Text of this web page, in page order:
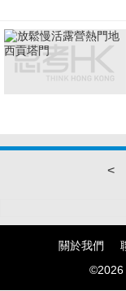
<
關於我們
©2026